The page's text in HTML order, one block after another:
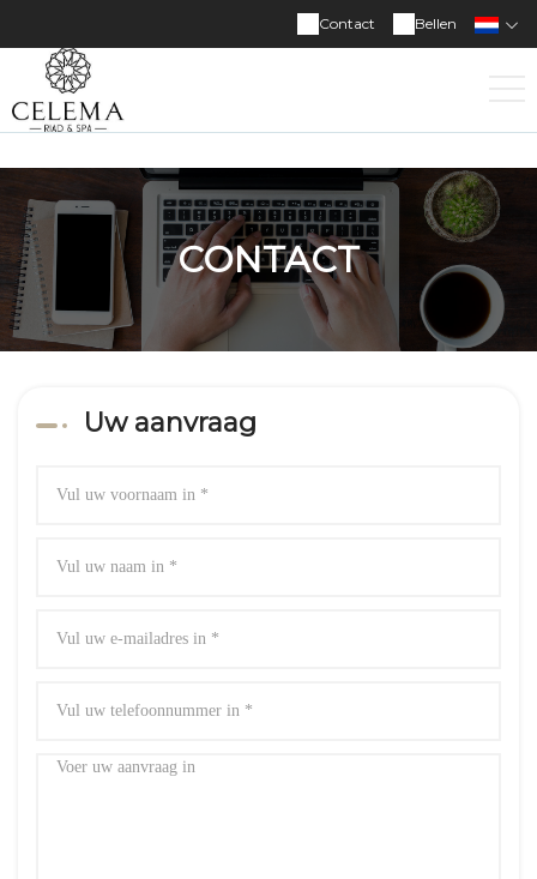
Bellen
Contact
CONTACT
Uw aanvraag